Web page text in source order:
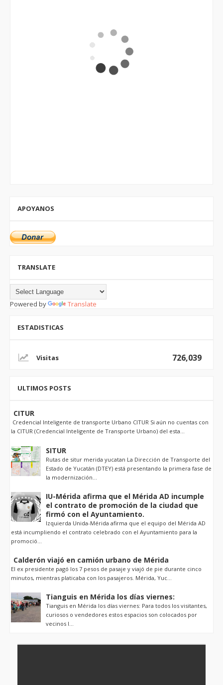
APOYANOS
TRANSLATE
Powered by Translate
ESTADISTICAS
726,039
ULTIMOS POSTS
CITUR
Credencial Inteligente de transporte Urbano CITUR Si aún no cuentas con
la CITUR (Credencial Inteligente de Transporte Urbano) del esta...
SITUR
Rutas de situr merida yucatan La Dirección de Transporte del
Estado de Yucatán (DTEY) está presentando la primera fase de
la modernización...
IU-Mérida afirma que el Mérida AD incumple
el contrato de promoción de la ciudad que
firmó con el Ayuntamiento.
Izquierda Unida-Mérida afirma que el equipo del Mérida AD
está incumpliendo el contrato celebrado con el Ayuntamiento para la
promoció...
Calderón viajó en camión urbano de Mérida
El ex presidente pagó los 7 pesos de pasaje y viajó de pie durante cinco
minutos, mientras platicaba con los pasajeros. Mérida, Yuc...
Tianguis en Mérida los días viernes:
Tianguis en Mérida los días viernes: Para todos los visitantes,
curiosos o vendedores estos espacios son colocados por
vecinos l...